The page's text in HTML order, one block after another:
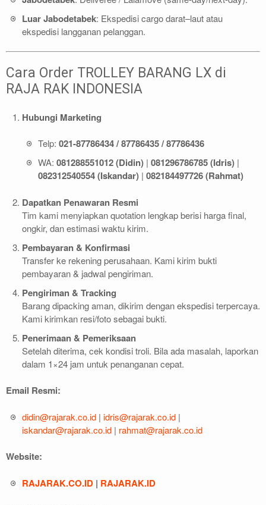
Luar Jabodetabek: Ekspedisi cargo darat–laut atau
ekspedisi langganan pelanggan.
Cara Order TROLLEY BARANG LX di
RAJA RAK INDONESIA
Hubungi Marketing
Telp: 021-87786434 / 87786435 / 87786436
WA: 081288551012 (Didin) | 081296786785 (Idris) |
082312540554 (Iskandar) | 082184497726 (Rahmat)
Dapatkan Penawaran Resmi
Tim kami menyiapkan quotation lengkap berisi harga final,
ongkir, dan estimasi waktu kirim.
Pembayaran & Konfirmasi
Transfer ke rekening perusahaan. Kami kirim bukti
pembayaran & jadwal pengiriman.
Pengiriman & Tracking
Barang dipacking aman, dikirim dengan ekspedisi terpercaya.
Kami kirimkan resi/foto sebagai bukti.
Penerimaan & Pemeriksaan
Setelah diterima, cek kondisi troli. Bila ada masalah, laporkan
dalam 1×24 jam untuk penanganan cepat.
Email Resmi:
didin@rajarak.co.id | idris@rajarak.co.id |
iskandar@rajarak.co.id | rahmat@rajarak.co.id
Website:
RAJARAK.CO.ID | RAJARAK.ID